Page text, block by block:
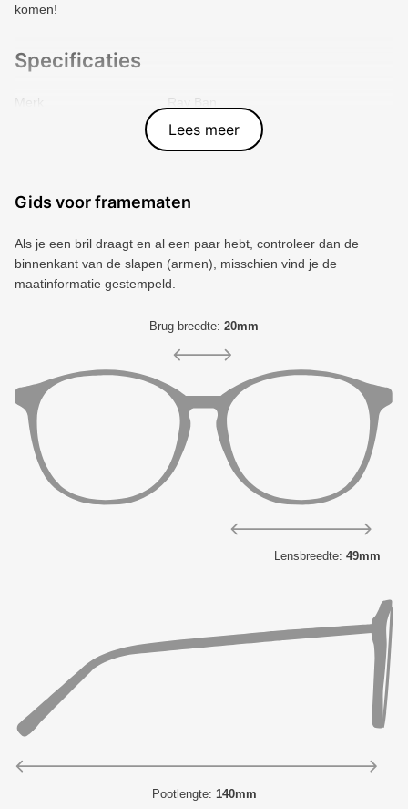
komen!
Specificaties
Merk
Ray Ban
Goud
Metal
Lees meer
Gids voor framematen
Als je een bril draagt ​​en al een paar hebt, controleer dan de
binnenkant van de slapen (armen), misschien vind je de
maatinformatie gestempeld.
Brug breedte: 20mm
Lensbreedte: 49mm
Pootlengte: 140mm